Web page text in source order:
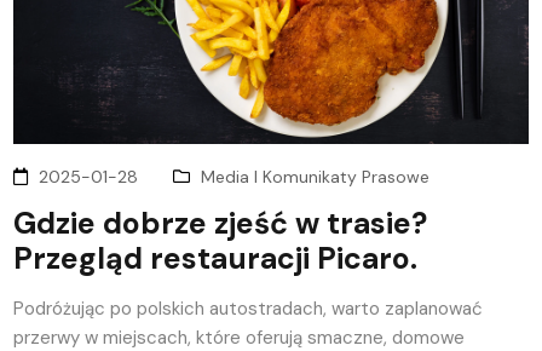
2025-01-28 Media I Komunikaty Prasowe
Gdzie dobrze zjeść w trasie?
Przegląd restauracji Picaro.
Podróżując po polskich autostradach, warto zaplanować
przerwy w miejscach, które oferują smaczne, domowe